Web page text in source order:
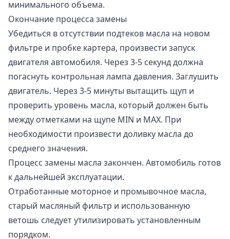
минимального объема.
Окончание процесса замены
Убедиться в отсутствии подтеков масла на новом
фильтре и пробке картера, произвести запуск
двигателя автомобиля. Через 3-5 секунд должна
погаснуть контрольная лампа давления. Заглушить
двигатель. Через 3-5 минуты вытащить щуп и
проверить уровень масла, который должен быть
между отметками на щупе MIN и MAX. При
необходимости произвести доливку масла до
среднего значения.
Процесс замены масла закончен. Автомобиль готов
к дальнейшей эксплуатации.
Отработанные моторное и промывочное масла,
старый масляный фильтр и использованную
ветошь следует утилизировать установленным
порядком.